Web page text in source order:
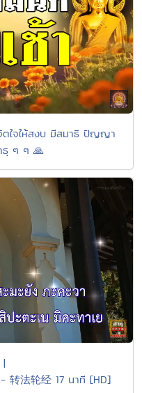
ใจให้สงบ มีสมาธิ ปัญญา
ธุ ๆ ๆ 🙏
转法轮经 17 นาที [HD]